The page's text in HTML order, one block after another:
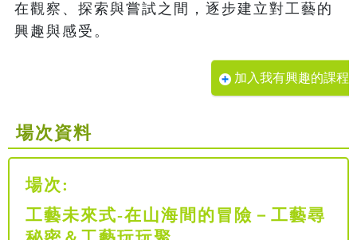
在觀察、探索與嘗試之間，逐步建立對工藝的
興趣與感受。
加入我有興趣的課程
場次資料
場次:
工藝未來式-在山海間的冒險－工藝尋